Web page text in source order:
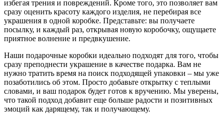
избегая трения и повреждений. Кроме того, это позволяет вам
сразу оценить красоту каждого изделия, не перебирая все
украшения в одной коробке. Представьте: вы получаете
посылку, и каждый раз, открывая новую коробочку, ощущаете
приятное волнение и предвкушение.
Наши подарочные коробки идеально подходят для того, чтобы
сразу преподнести украшение в качестве подарка. Вам не
нужно тратить время на поиск подходящей упаковки – мы уже
позаботились об этом. Просто добавьте открытку с теплыми
словами, и ваш подарок будет готов к вручению. Мы уверены,
что такой подход добавит еще больше радости и позитивных
эмоций как дарящему, так и получающему.